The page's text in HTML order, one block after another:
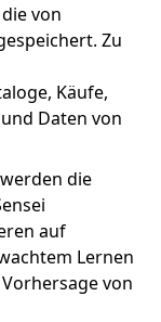
von
Zu
Käufe,
Daten von
die
auf
Lernen
von